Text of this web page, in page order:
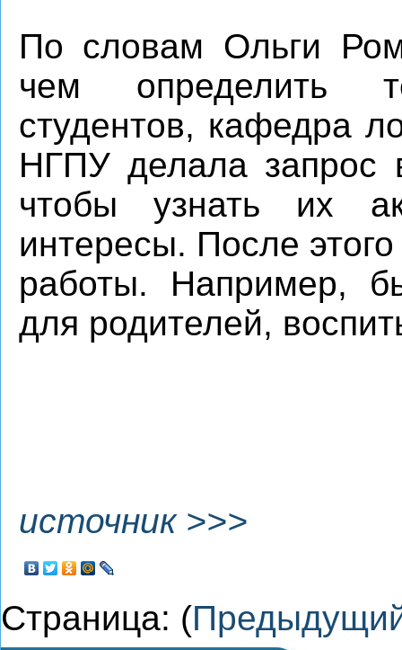
По словам Ольги
чем определить
студентов, кафедра
НГПУ делала запрос
чтобы узнать их
интересы. После
работы. Например,
для родителей,
источник >>>
Страница: (